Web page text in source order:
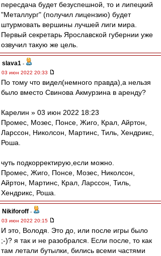
пересдача будет безуспешной, то и липецкий
"Металлург" (получил лицензию) будет
штурмовать вершины лучшей лиги мира.
Первый секретарь Ярославской губернии уже
озвучил такую же цель.
slava1 -
03 июн 2022 20:33
По тому что видел(немного правда),а нельзя
было вместо Свинова Акмурзина в аренду?
Карелин » 03 июн 2022 18:23
Промес, Мозес, Понсе, Жиго, Крал, Айртон,
Ларссон, Николсон, Мартинс, Тиль, Хендрикс,
Роша.
чуть подкорректирую,если можно.
Промес, Жигo, Понсе, Мозес, Николсон,
Айртон, Мартинс, Крал, Ларссон, Тиль,
Хендрикс, Роша.
Nikiforoff -
03 июн 2022 20:15
И это, Володя. Это до, или после игры было
;-)? я так и не разобрался. Если после, то как
там летали бутылки, бились всеми частями